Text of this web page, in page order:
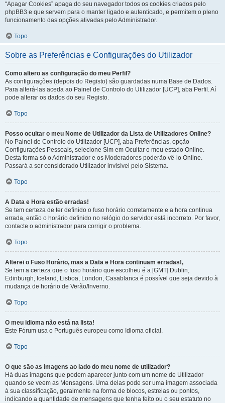
“Apagar Cookies” apaga do seu navegador todos os cookies criados pelo
phpBB3 e que servem para o manter ligado e autenticado, e permitem o pleno
funcionamento das opções ativadas pelo Administrador.
Topo
Sobre as Preferências e Configurações do Utilizador
Como altero as configuração do meu Perfil?
As configurações (depois do Registo) são guardadas numa Base de Dados.
Para alterá-las aceda ao Painel de Controlo do Utilizador [UCP], aba Perfil. Aí
pode alterar os dados do seu Registo.
Topo
Posso ocultar o meu Nome de Utilizador da Lista de Utilizadores Online?
No Painel de Controlo do Utilizador [UCP], aba Preferências, opção
Configurações Pessoais, selecione Sim em Ocultar o meu estado Online.
Desta forma só o Administrador e os Moderadores poderão vê-lo Online.
Passará a ser considerado Utilizador invisível pelo Sistema.
Topo
A Data e Hora estão erradas!
Se tem certeza de ter definido o fuso horário corretamente e a hora continua
errada, então o horário definido no relógio do servidor está incorreto. Por favor,
contacte o administrador para corrigir o problema.
Topo
Alterei o Fuso Horário, mas a Data e Hora continuam erradas!,
Se tem a certeza que o fuso horário que escolheu é a [GMT] Dublin,
Edinburgh, Iceland, Lisboa, London, Casablanca é possível que seja devido à
mudança de horário de Verão/Inverno.
Topo
O meu idioma não está na lista!
Este Fórum usa o Português europeu como Idioma oficial.
Topo
O que são as imagens ao lado do meu nome de utilizador?
Há duas imagens que podem aparecer junto com um nome de Utilizador
quando se veem as Mensagens. Uma delas pode ser uma imagem associada
à sua classificação, geralmente na forma de blocos, estrelas ou pontos,
indicando a quantidade de mensagens que tenha feito ou o seu estatuto no